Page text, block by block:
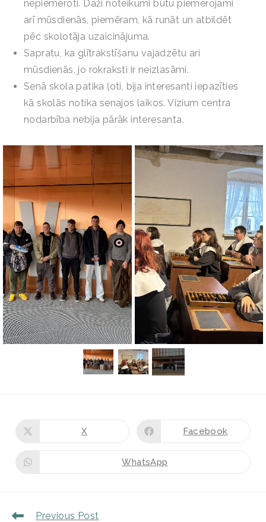
nepiemēroti. Daži noteikumi būtu piemērojami
arī mūsdienās, piemēram, kā runāt un atbildēt
pēc skolotāja uzaicinājuma.
Sapratu, ka glītrakstīšanu vajadzētu ari
mūsdienās, jo rokraksti ir neizlasāmi.
Senā skola patika ļoti, bija interesanti iepazīties
kā skolās notika senajos laikos. Vizium centra
nodarbība nebija pārāk interesanta.
X Facebook
WhatsApp
Previous Post